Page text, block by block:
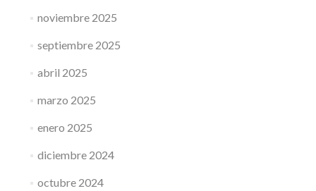
noviembre 2025
septiembre 2025
abril 2025
marzo 2025
enero 2025
diciembre 2024
octubre 2024